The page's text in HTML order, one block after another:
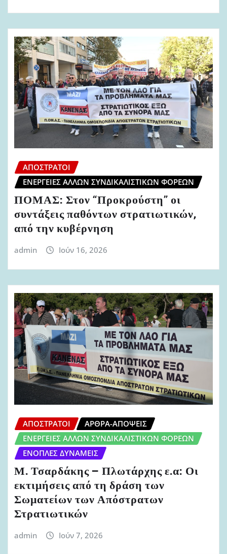
ΑΠΌΣΤΡΑΤΟΙ
ΕΝΈΡΓΕΙΕΣ ΆΛΛΩΝ ΣΥΝΔΙΚΑΛΙΣΤΙΚΏΝ ΦΟΡΈΩΝ
ΠΟΜΑΣ: Στον “Προκρούστη” οι
συντάξεις παθόντων στρατιωτικών,
από την κυβέρνηση
admin Ιούν 16, 2026
ΑΠΌΣΤΡΑΤΟΙ
ΆΡΘΡΑ-ΑΠΌΨΕΙΣ
ΕΝΈΡΓΕΙΕΣ ΆΛΛΩΝ ΣΥΝΔΙΚΑΛΙΣΤΙΚΏΝ ΦΟΡΈΩΝ
ΈΝΟΠΛΕΣ ΔΥΝΆΜΕΙΣ
Μ. Τσαρδάκης – Πλωτάρχης ε.α: Οι
εκτιμήσεις από τη δράση των
Σωματείων των Απόστρατων
Στρατιωτικών
admin Ιούν 7, 2026